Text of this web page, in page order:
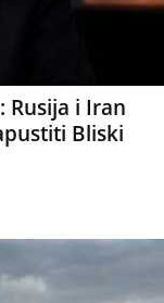
Rusija i Iran
Bliski